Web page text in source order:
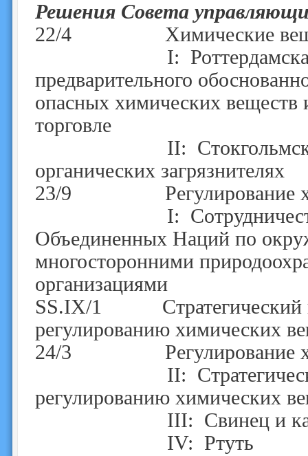
Решения Совета
22/4 Химические
I: Роттердамская
предварительного
опасных химических
торговле
II: Стокгольмская
органических загрязнителях
23/9 Регулирование
I: Сотрудничество
Объединенных Наций по
многосторонними
организациями
SS.IX/1 Стратегический
регулированию химических
24/3 Регулирование
II: Стратегический
регулированию химических
III: Свинец и
IV: Ртуть